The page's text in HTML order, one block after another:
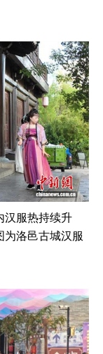
汉服热持续升
为洛邑古城汉服